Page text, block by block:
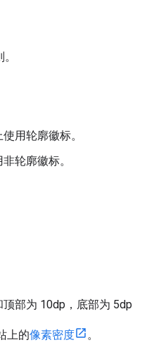
用轮廓徽标。
轮廓徽标。
顶部为 10dp，底部为 5dp
上的像素密度 。